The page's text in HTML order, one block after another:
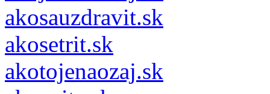
akosauzdravit.sk
akosetrit.sk
akotojenaozaj.sk